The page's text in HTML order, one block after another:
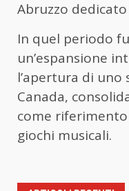
Abruzzo
In quel periodo
un’espansione
l’apertura di
Canada,
come
giochi musicali.